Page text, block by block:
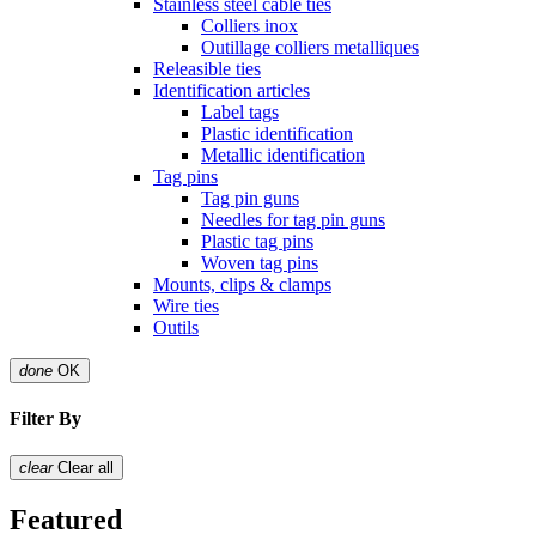
Colliers inox
Outillage colliers metalliques
Releasible ties
Identification articles
Label tags
Plastic identification
Metallic identification
Tag pins
Tag pin guns
Needles for tag pin guns
Plastic tag pins
Woven tag pins
Mounts, clips & clamps
Wire ties
Outils
done OK
Filter By
clear Clear all
Featured